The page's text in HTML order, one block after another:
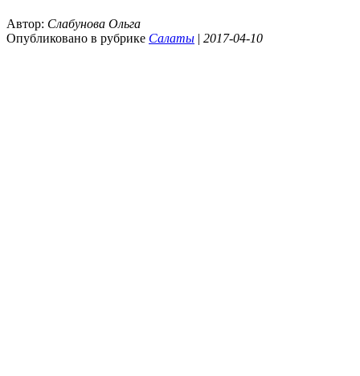
Автор: Слабунова Ольга
Опубликовано в рубрике Салаты | 2017-04-10